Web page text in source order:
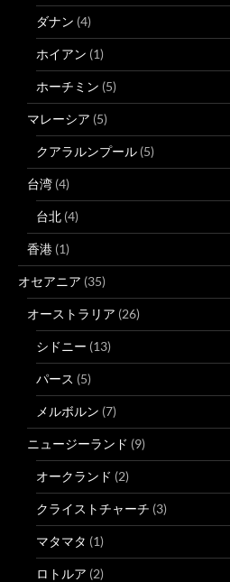
ダナン (4)
ホイアン (1)
ホーチミン (5)
マレーシア (5)
クアラルンプール (5)
台湾 (4)
台北 (4)
香港 (1)
オセアニア (35)
オーストラリア (26)
シドニー (13)
パース (5)
メルボルン (7)
ニュージーランド (9)
オークランド (2)
クライストチャーチ (3)
マタマタ (1)
ロトルア (2)